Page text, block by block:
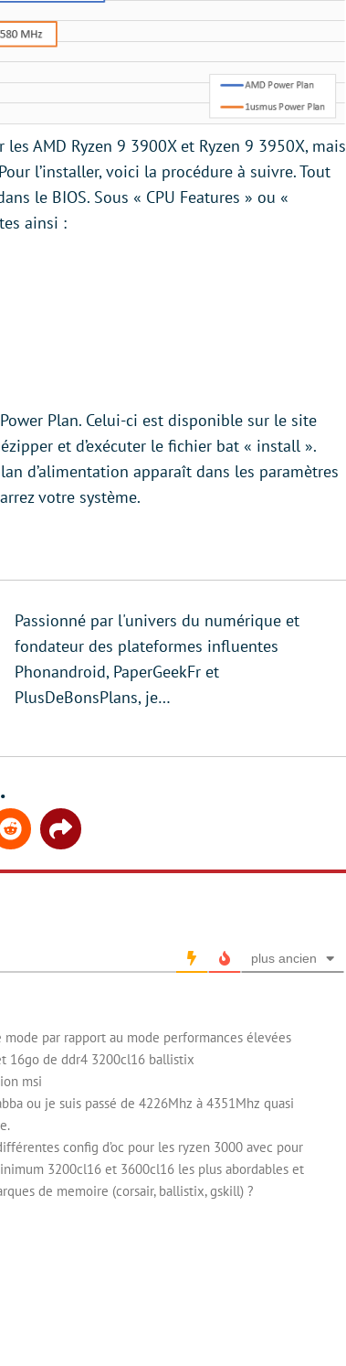
AMD Ryzen 9 3900X et Ryzen 9 3950X, mais
l’installer, voici la procédure à suivre. Tout
le BIOS. Sous « CPU Features » ou «
ainsi :
Plan. Celui-ci est disponible sur le site
et d’exécuter le fichier bat « install ».
d’alimentation apparaît dans les paramètres
votre système.
Passionné par l'univers du numérique et
fondateur des plateformes influentes
Phonandroid, PaperGeekFr et
PlusDeBonsPlans, je…
Reddit Share
plus ancien
mode par rapport au mode performances élevées
16go de ddr4 3200cl16 ballistix
msi
ou je suis passé de 4226Mhz à 4351Mhz quasi
config d’oc pour les ryzen 3000 avec pour
3200cl16 et 3600cl16 les plus abordables et
de memoire (corsair, ballistix, gskill) ?